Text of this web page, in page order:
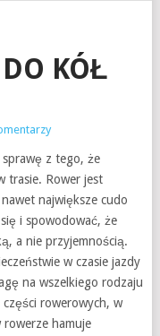
KÓŁ
sprawę z tego, że
trasie. Rower jest
największe cudo
i spowodować, że
a nie przyjemnością.
w czasie jazdy
na wszelkiego rodzaju
rowerowych, w
rowerze hamuje